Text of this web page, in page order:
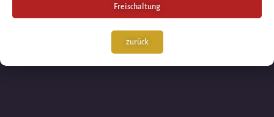
Freischaltung
zurück